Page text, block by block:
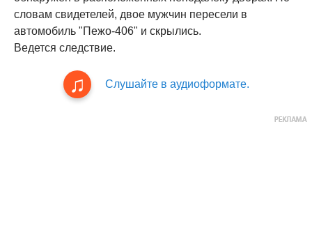
словам свидетелей, двое мужчин пересели в
автомобиль "Пежо-406" и скрылись.
Ведется следствие.
Слушайте в аудиоформате.